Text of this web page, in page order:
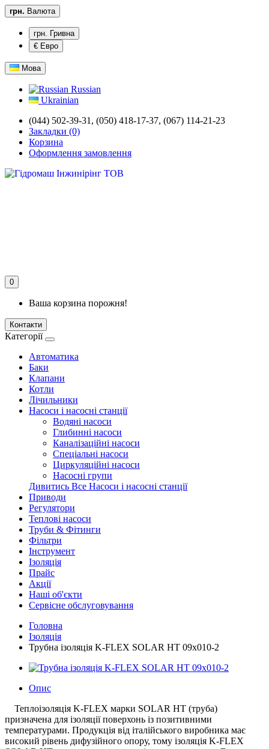
грн. Валюта
грн. Гривна
€ Евро
Мова
Russian
Ukrainian
(044) 502-39-31, (050) 418-17-37, (067) 114-21-23
Закладки (0)
Корзина
Оформлення замовлення
0
Ваша корзина порожня!
Контакти
Категорії
Автоматика
Баки
Клапани
Котли
Лічильники
Насоси і насосні станції
Водяні насоси
Глибинні насоси
Каналізаційні насоси
Спеціальні насоси
Циркуляційні насоси
Насосні групи
Дивитись Все Насоси і насосні станції
Приводи
Регулятори
Теплові насоси
Труби & Фітинги
Фільтри
Інструмент
Ізоляція
Прайс
Акції
Наші об'єкти
Сервісне обслуговування
Головна
Ізоляція
Трубна ізоляція K-FLEX SOLAR HT 09x010-2
Опис
Теплоізоляція K-FLEX марки SOLAR HT (труба)
призначена для ізоляції поверхонь із позитивними
температурами. Продукція від італійського виробника має
високий рівень дифузійного опору, тому ізоляція K-FLEX